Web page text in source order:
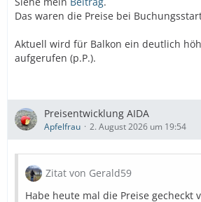
Das waren die Preise bei
Aktuell wird für Balkon ein deutlich
aufgerufen (p.P.).
Preisentwicklung AIDA
Apfelfrau 2. August 2026 um 19:54
Zitat von Gerald59
Habe heute mal die Preise gecheckt